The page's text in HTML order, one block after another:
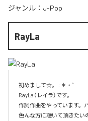
ジャンル： J-Pop
RayLa
初めまして☆。.:＊・゜
RayLa（レイラ）です。
作詞作曲をやっています。
色んな方に聴いて頂きたい